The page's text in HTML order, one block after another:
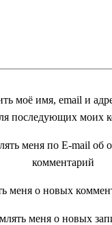
моё имя, email и
последующих моих
меня по E-mail об
комментарий
меня о новых
меня о новых